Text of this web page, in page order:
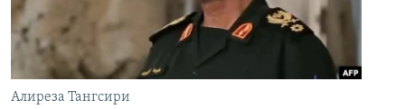
Алиреза Тангсири